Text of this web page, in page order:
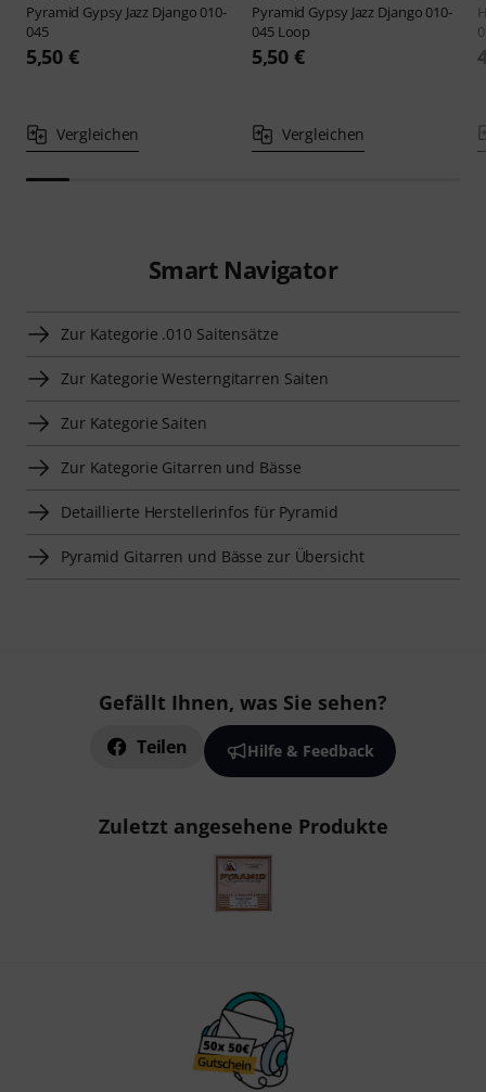
Pyramid Gypsy Jazz Django 010-
045
5,50 €
Vergleichen
Pyramid Gypsy Jazz Django 010-
045 Loop
5,50 €
Vergleichen
Smart Navigator
Zur Kategorie .010 Saitensätze
Zur Kategorie Westerngitarren Saiten
Zur Kategorie Saiten
Zur Kategorie Gitarren und Bässe
Detaillierte Herstellerinfos für Pyramid
Pyramid Gitarren und Bässe zur Übersicht
Gefällt Ihnen, was Sie sehen?
Teilen Hilfe & Feedback
Zuletzt angesehene Produkte